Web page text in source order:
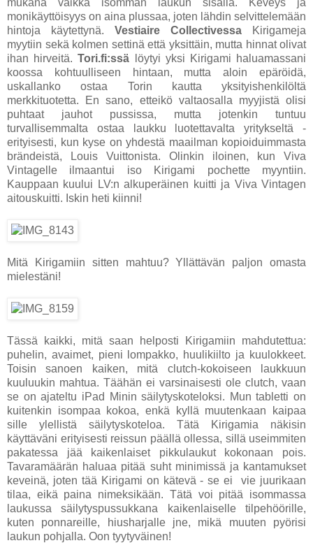
mukana vaikka isomman laukun sisällä. Keveys ja
monikäyttöisyys on aina plussaa, joten lähdin selvittelemään
hintoja käytettynä. Vestiaire Collectivessa Kirigameja
myytiin sekä kolmen settinä että yksittäin, mutta hinnat olivat
ihan hirveitä.Tori.fi:ssä löytyi yksi Kirigami haluamassani
koossa kohtuulliseen hintaan, mutta aloin epäröidä,
uskallanko ostaa Torin kautta yksityishenkilöltä
merkkituotetta. En sano, etteikö valtaosalla myyjistä olisi
puhtaat jauhot pussissa, mutta jotenkin tuntuu
turvallisemmalta ostaa laukku luotettavalta yritykseltä -
erityisesti, kun kyse on yhdestä maailman kopioiduimmasta
brändeistä, Louis Vuittonista. Olinkin iloinen, kun Viva
Vintagelle ilmaantui iso Kirigami pochette myyntiin.
Kauppaan kuului LV:n alkuperäinen kuitti ja Viva Vintagen
aitouskuitti. Iskin heti kiinni!
Mitä Kirigamiin sitten mahtuu? Yllättävän paljon omasta
mielestäni!
Tässä kaikki, mitä saan helposti Kirigamiin mahdutettua:
puhelin, avaimet, pieni lompakko, huulikiilto ja kuulokkeet.
Toisin sanoen kaiken, mitä clutch-kokoiseen laukkuun
kuuluukin mahtua. Täähän ei varsinaisesti ole clutch, vaan
se on ajateltu iPad Minin säilytyskoteloksi. Mun tabletti on
kuitenkin isompaa kokoa, enkä kyllä muutenkaan kaipaa
sille ylellistä säilytyskoteloa. Tätä Kirigamia näkisin
käyttäväni erityisesti reissun päällä ollessa, sillä useimmiten
pakatessa jää kaikenlaiset pikkulaukut kokonaan pois.
Tavaramäärän haluaa pitää suht minimissä ja kantamukset
keveinä, joten tää Kirigami on kätevä - se ei vie juurikaan
tilaa, eikä paina nimeksikään. Tätä voi pitää isommassa
laukussa säilytyspussukkana kaikenlaiselle tilpehöörille,
kuten ponnareille, hiusharjalle jne, mikä muuten pyörisi
laukun pohjalla. Oon tyytyväinen!